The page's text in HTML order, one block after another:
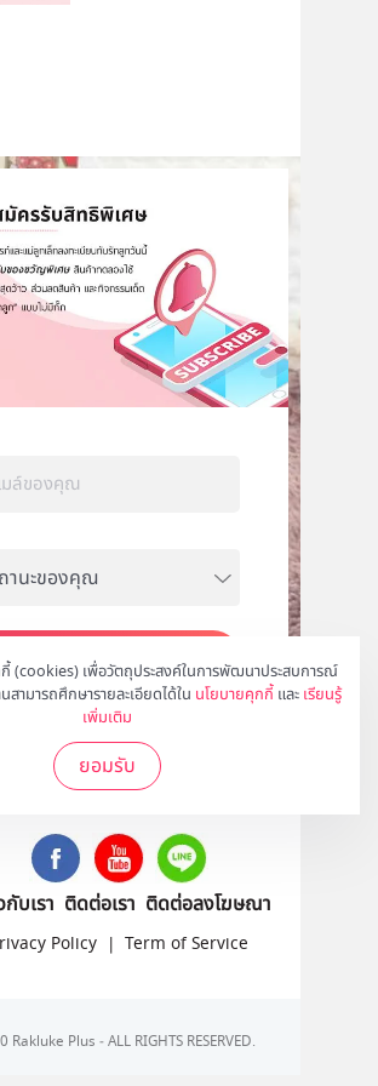
(cookies) เพื่อวัตถุประสงค์ในการพัฒนาประสบการณ์
ามารถศึกษารายละเอียดได้ใน นโยบายคุกกี้ และ เรียนรู้
เพิ่มเติม
ยอมรับ
สมัคร
ติดตามเราได้ที่
บเรา ติดต่อเรา ติดต่อลงโฆษณา
Policy | Term of Service
Plus - ALL RIGHTS RESERVED.